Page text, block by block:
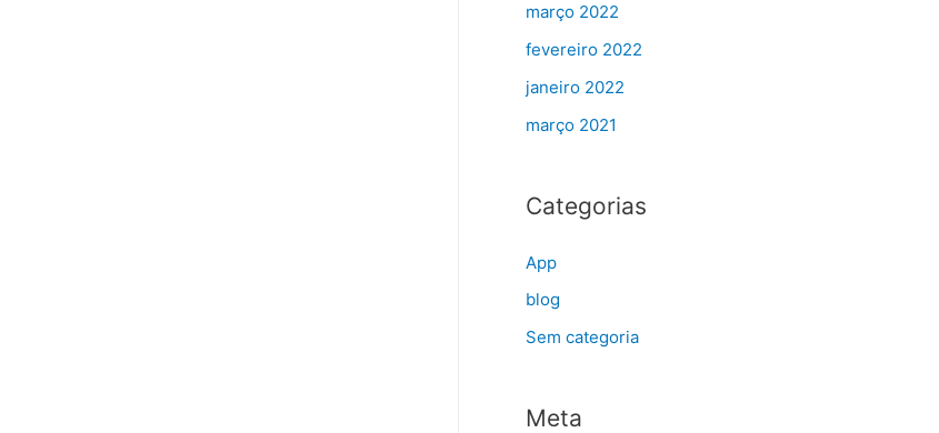
março 2022
fevereiro 2022
janeiro 2022
março 2021
Categorias
App
blog
Sem categoria
Meta